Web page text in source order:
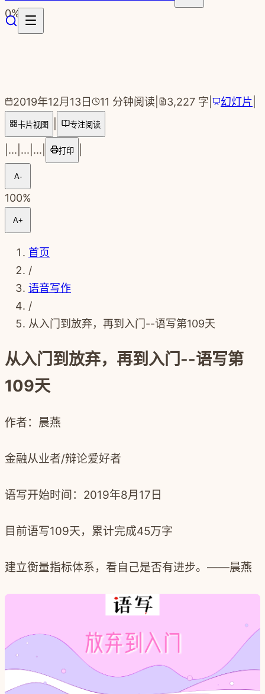
跳转到主要内容
0%
2019年12月13日 11 分钟阅读 3,227 字 幻灯片
卡片视图 专注阅读
... ... ... 打印
A-
100%
A+
首页
/
语音写作
/
从入门到放弃，再到入门--语写第109天
从入门到放弃，再到入门--语写第
109天
作者：晨燕
金融从业者/辩论爱好者
语写开始时间：2019年8月17日
目前语写109天，累计完成45万字
建立衡量指标体系，看自己是否有进步。——晨燕